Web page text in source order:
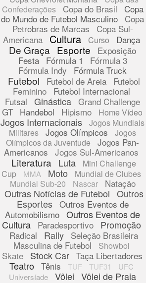
Confederações
Copa do Brasil Copa
do Mundo de Futebol Masculino Copa
Petrobras de Marcas
Copa Sul-
Americana
Cultura Curso Dança
De Graça Esporte
Exposição
Festa
Fórmula 1
Fórmula 3
Fórmula Indy
Fórmula Truck
Futebol Futebol de Areia
Futebol
Feminino
Futebol Internacional
Futsal Ginástica Grand Challenge
GT Handebol Hipismo Home Vídeo
Jogos Internacionais
Jogos Mundiais
Militares
Jogos Olímpicos
Jogos
Olímpicos da Juventude
Jogos Pan-
Americanos Jogos Sul-Americanos
Literatura Luta
Mini Challenge
Cup
MMA Moto
Mundial de Clubes
Mundial Sub-20
Nascar Natação
Outras Notícias de Futebol Outros
Esportes Outros Eventos de
Automobilismo Outros Eventos de
Cultura
Paradesportivo Promoção
Radical Rally Seleção Brasileira
Masculina de Futebol
Showbol
Skate Stock Car Taça Libertadores
Teatro Tênis TUF TUF31
UFC
Universíade
Vôlei Vôlei de Praia